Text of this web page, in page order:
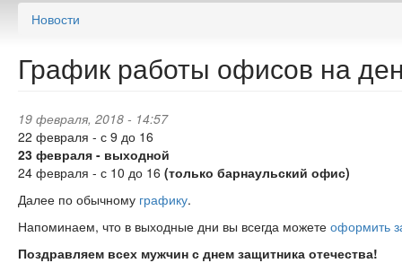
Новости
График работы офисов на
19 февраля, 2018 - 14:57
22 февраля - с 9 до 16
23 февраля - выходной
24 февраля - с 10 до 16 (только барнаульский офис)
Далее по обычному графику.
Напоминаем, что в выходные дни вы всегда можете оформить
Поздравляем всех мужчин с днем защитника отечества!